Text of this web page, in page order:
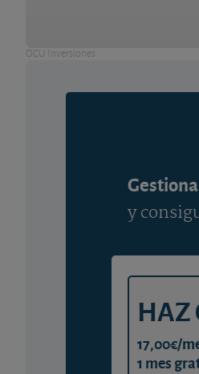
OCU Inversiones
y
HAZ
17,00€/
1 mes